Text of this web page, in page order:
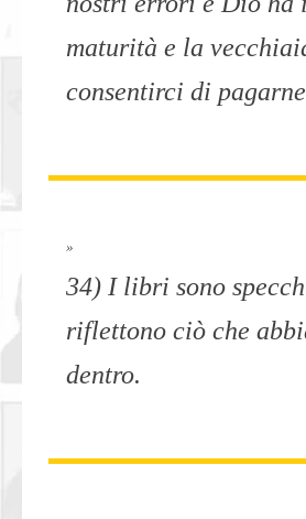
maturità e la
consentirci di
»
34) I libri sono
riflettono ciò che
dentro.